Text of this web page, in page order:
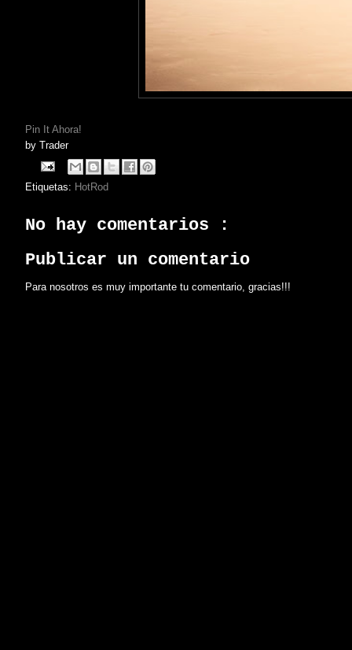
Pin It Ahora!
by Trader
Etiquetas: HotRod
No hay comentarios :
Publicar un comentario
Para nosotros es muy importante tu comentario, gracias!!!